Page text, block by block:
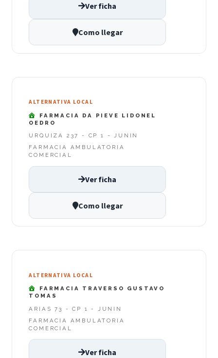
Ver ficha
Como llegar
ALTERNATIVA LOCAL
FARMACIA DA PIEVE LIDONEL
OEDRO
URQUIZA 237 - CP 1 - JUNIN
FARMACIA AMBULATORIA
COMERCIAL
Ver ficha
Como llegar
ALTERNATIVA LOCAL
FARMACIA TRAVERSO GUSTAVO
TOMAS
ARIAS 73 - CP 1 - JUNIN
FARMACIA AMBULATORIA
COMERCIAL
Ver ficha